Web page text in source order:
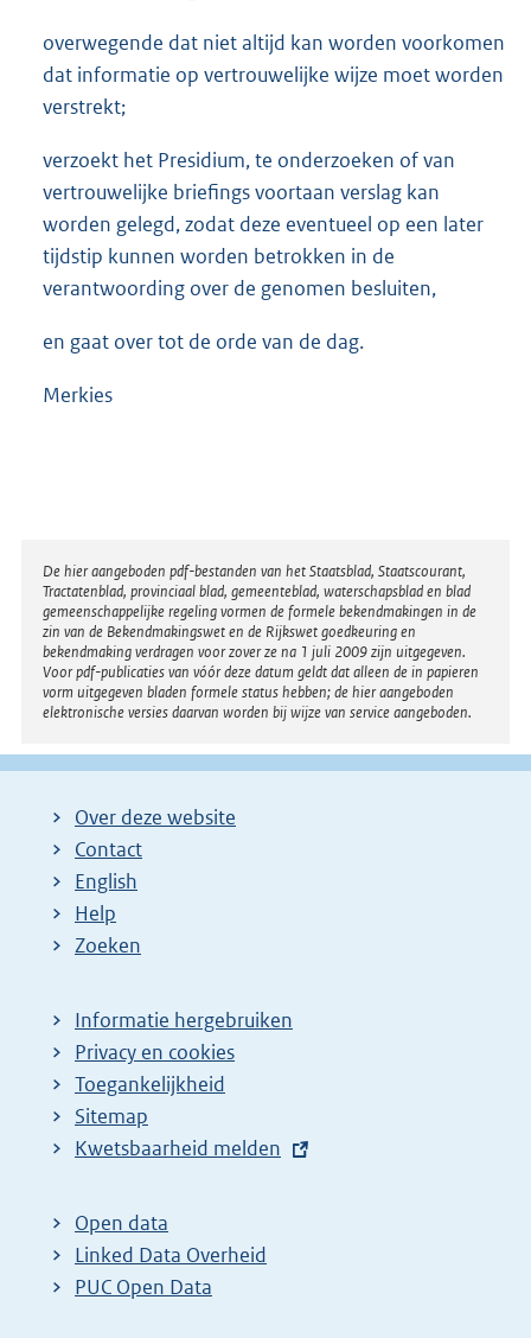
overwegende dat niet altijd kan worden voorkomen
dat informatie op vertrouwelijke wijze moet worden
verstrekt;
verzoekt het Presidium, te onderzoeken of van
vertrouwelijke briefings voortaan verslag kan
worden gelegd, zodat deze eventueel op een later
tijdstip kunnen worden betrokken in de
verantwoording over de genomen besluiten,
en gaat over tot de orde van de dag.
Merkies
Disclaimer
De hier aangeboden pdf-bestanden van het Staatsblad, Staatscourant,
Tractatenblad, provinciaal blad, gemeenteblad, waterschapsblad en blad
gemeenschappelijke regeling vormen de formele bekendmakingen in de
zin van de Bekendmakingswet en de Rijkswet goedkeuring en
bekendmaking verdragen voor zover ze na 1 juli 2009 zijn uitgegeven.
Voor pdf-publicaties van vóór deze datum geldt dat alleen de in papieren
vorm uitgegeven bladen formele status hebben; de hier aangeboden
elektronische versies daarvan worden bij wijze van service aangeboden.
Over deze website
Contact
English
Help
Zoeken
Informatie hergebruiken
Privacy en cookies
Toegankelijkheid
Sitemap
E
t
e
r
Kwetsbaarheid melden
Open data
Linked Data Overheid
PUC Open Data